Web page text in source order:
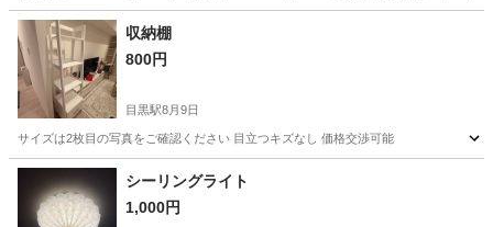
東京 新宿区 高田馬場駅
収納棚
800円
目黒駅8月9日
サイズは2枚目の写真をご確認ください 目立つキズなし 価格交渉可能
東京 目黒区 目黒駅 家具
シーリングライト
1,000円